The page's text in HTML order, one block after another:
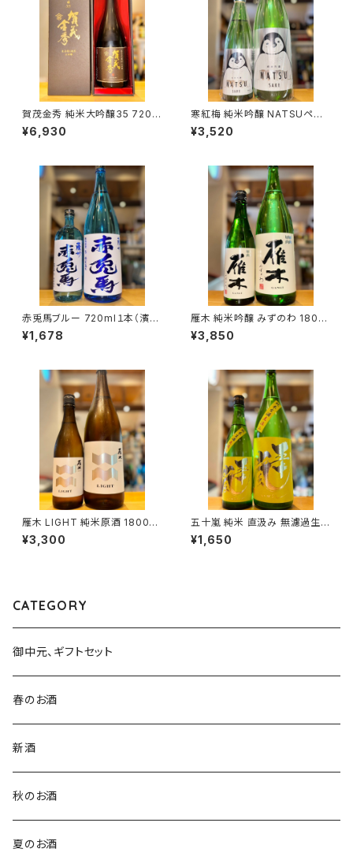
賀茂金秀 純米大吟醸35 720m
l１本（金光酒造・広島県東広島
市黒瀬町）
¥6,930
寒紅梅 純米吟醸 NATSUペン
ギン 1800ml１本（寒紅梅酒造・
三重県津市栗真中山町）
¥3,520
赤兎馬ブルー 720ml１本（濱田
酒造・鹿児島県いちき串木野市）
¥1,678
雁木 純米吟醸 みずのわ 1800
ml１本（八百新酒造・山口県岩
国市今津町）
¥3,850
雁木 LIGHT 純米原酒 1800ml
１本（八百新酒造・山口県岩国市
今津町）
¥3,300
五十嵐 純米 直汲み 無濾過生原
酒 720ml１本（五十嵐酒造・埼
玉県飯能市大字川寺）
¥1,650
CATEGORY
御中元、ギフトセット
春のお酒
新酒
秋のお酒
夏のお酒